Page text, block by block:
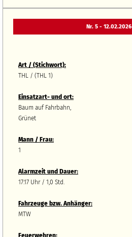
Nr. 5 - 12.02.2026
Art / (Stichwort):
THL / (THL 1)
Einsatzart- und ort:
Baum auf Fahrbahn,
Grünet
Mann / Frau:
1
Alarmzeit und Dauer:
17:17 Uhr / 1,0 Std.
Fahrzeuge bzw.Anhänger:
MTW
Feuerwehren: